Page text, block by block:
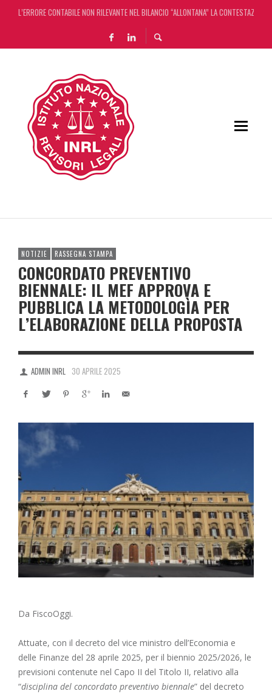
L’ERRORE CONTABILE NON RILEVANTE NEL BILANCIO “ALLONTANA” LA CONTESTAZIONE
DECRETO OMNIBUS: CON IL CONCORDATO UNO ‘SCUDO’ FISCALE DI 4 ANNI
CHIUSURA ESTIVA DELLA RASSEGNA STAMPA INRL: DAL 10 AL 24 AGOSTO
NOTIZIE RASSEGNA STAMPA
CONCORDATO PREVENTIVO
BIENNALE: IL MEF APPROVA E
PUBBLICA LA METODOLOGÌA PER
L’ELABORAZIONE DELLA PROPOSTA
ADMIN INRL 30 APRILE 2025
Da FiscoOggi.
Attuate, con il decreto del vice ministro dell’Economia e
delle Finanze del 28 aprile 2025, per il biennio 2025/2026, le
previsioni contenute nel Capo II del Titolo II, relativo alla
“disciplina del concordato preventivo biennale” del decreto